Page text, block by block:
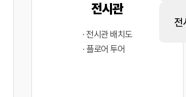
전
전시관
· 전시관 배치도
· 플로어 투어